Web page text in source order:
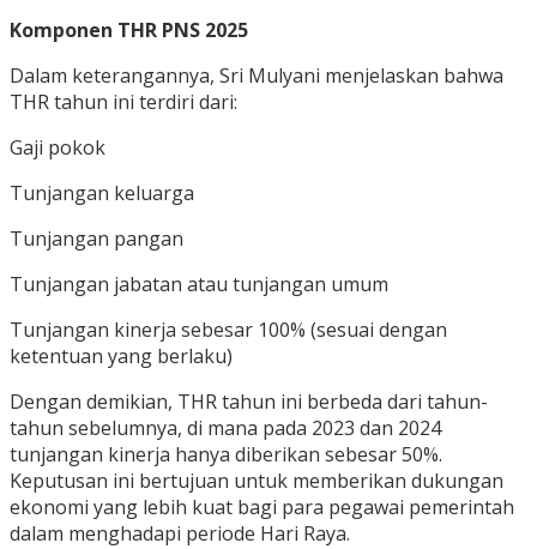
Komponen THR PNS 2025
Dalam keterangannya, Sri Mulyani menjelaskan bahwa
THR tahun ini terdiri dari:
Gaji pokok
Tunjangan keluarga
Tunjangan pangan
Tunjangan jabatan atau tunjangan umum
Tunjangan kinerja sebesar 100% (sesuai dengan
ketentuan yang berlaku)
Dengan demikian, THR tahun ini berbeda dari tahun-
tahun sebelumnya, di mana pada 2023 dan 2024
tunjangan kinerja hanya diberikan sebesar 50%.
Keputusan ini bertujuan untuk memberikan dukungan
ekonomi yang lebih kuat bagi para pegawai pemerintah
dalam menghadapi periode Hari Raya.